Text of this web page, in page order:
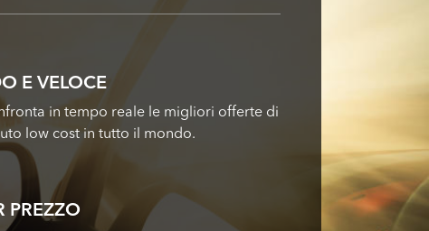
E VELOCE
in tempo reale le migliori offerte di
low cost in tutto il mondo.
PREZZO